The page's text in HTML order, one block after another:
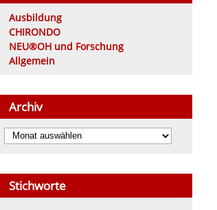
Ausbildung
CHIRONDO
NEU®OH und Forschung
Allgemein
Archiv
Archiv
Stichworte